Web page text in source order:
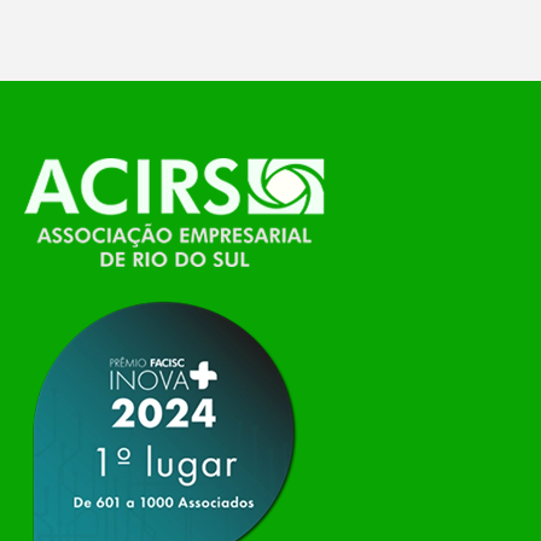
O Polo ACATE-ACIRS, por meio do NIAVI – Núcleo
de Tecnologia da Informação do Alto Vale do
Itajaí, realizou, no dia 21 de julho, o evento
Conexão Tech NIAVI, reunindo empresas de
tecnologia da região para uma noite de
apresentação de novas iniciativas para o setor. O
encontro aconteceu em Rio…